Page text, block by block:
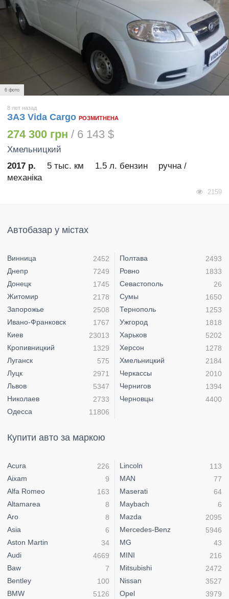
6 фото
8 лет назад
ЗАЗ Vida Cargo РОЗМИТНЕНА
274 300 грн / 6 143 $
Хмельницкий
2017 р.
5 тыс. км 1.5 л. бензин
ручна /
механіка
2159
Автобазар у містах
Винница
2452
Днепр
7249
Донецк
1745
Житомир
2178
Запорожье
2508
Ивано-Франковск
1767
Киев
23013
Кропивницкий
1329
Луганск
575
Луцк
2971
Львов
5347
Николаев
2733
Одесса
11806
Полтава
2493
Ровно
1833
Севастополь
26
Сумы
1650
Тернополь
1253
Ужгород
1818
Харьков
5202
Херсон
1278
Хмельницкий
2184
Черкассы
2010
Чернигов
1394
Черновцы
4400
Купити авто за маркою
Acura
226
Aixam
9
Alfa Romeo
163
Altamarea
8
Aro
8
Asia
6
Aston Martin
34
Audi
4669
Baw
7
Bentley
100
BMW
5126
Lincoln
113
MAN
77
Maserati
64
Maybach
6
Mazda
2095
Mercedes-Benz
5946
MG
43
MINI
216
Mitsubishi
2472
Nissan
3527
Opel
3979